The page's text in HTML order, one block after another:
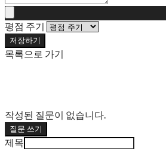
평점 주기
저장하기
목록으로 가기
작성된 질문이 없습니다.
질문 쓰기
제목